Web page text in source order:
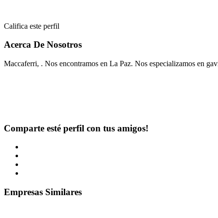
Califica este perfil
Acerca De Nosotros
Maccaferri, . Nos encontramos en La Paz. Nos especializamos en
Comparte esté perfil con tus amigos!
Empresas Similares